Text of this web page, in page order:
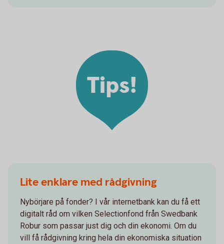
Tips!
Lite enklare med rådgivning
Nybörjare på fonder? I vår internetbank kan du få ett
digitalt råd om vilken Selectionfond från Swedbank
Robur som passar just dig och din ekonomi. Om du
vill få rådgivning kring hela din ekonomiska situation